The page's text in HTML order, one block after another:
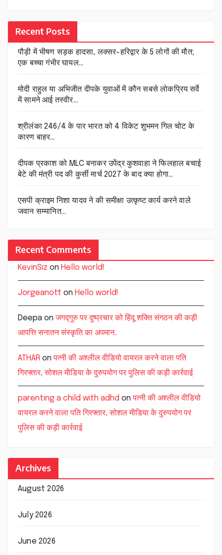
Recent Posts
पौड़ी में भीषण सड़क हादसा, लक्सर-हरिद्वार के 5 लोगों की मौत;
एक बच्चा गंभीर घायल…
मोदी राहुल या अभिजीत दीपके युवाओं में कौन सबसे लोकप्रिय सर्वे
में सामने आई तस्वीर…
श्रीलंका 246/4 के पार भारत को 4 विकेट शुभमन गिल चोट के
कारण बाहर…
दीपक प्रकाश को MLC बनाकर उपेंद्र कुशवाहा ने फिलहाल बचाई
बेटे की मंत्री पद की कुर्सी मार्च 2027 के बाद क्या होगा…
एसपी क्राइम निशा यादव ने की समीक्षा उत्कृष्ट कार्य करने वाले
जवान सम्मानित…
Recent Comments
KevinSiz on Hello world!
Jorgeanott on Hello world!
Deepa onजगद्गुरु पर दुष्प्रचार को हिंदू शक्ति संगठन की कड़ी
आपत्ति सनातन संस्कृति का अपमान..
ATHAR onपत्नी की अश्लील वीडियो वायरल करने वाला पति
गिरफ्तार, सोशल मीडिया के दुरुपयोग पर पुलिस की कड़ी कार्रवाई
parenting a child with adhd onपत्नी की अश्लील वीडियो
वायरल करने वाला पति गिरफ्तार, सोशल मीडिया के दुरुपयोग पर
पुलिस की कड़ी कार्रवाई
Archives
August 2026
July 2026
June 2026